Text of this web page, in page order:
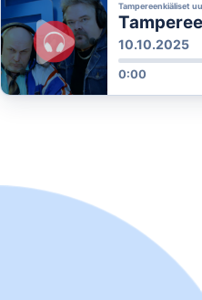
Tampereenkiäliset
10.10.2025
0:00